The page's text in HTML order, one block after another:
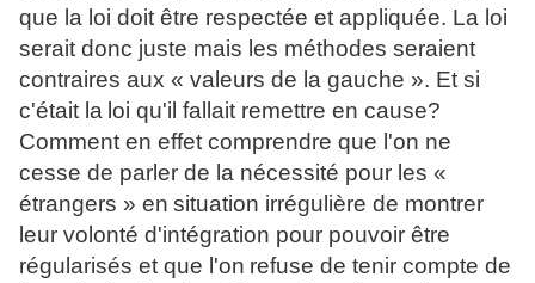
que la loi doit être respectée et appliquée. La loi
serait donc juste mais les méthodes seraient
contraires aux « valeurs de la gauche ». Et si
c'était la loi qu'il fallait remettre en cause?
Comment en effet comprendre que l'on ne
cesse de parler de la nécessité pour les «
étrangers » en situation irrégulière de montrer
leur volonté d'intégration pour pouvoir être
régularisés et que l'on refuse de tenir compte de